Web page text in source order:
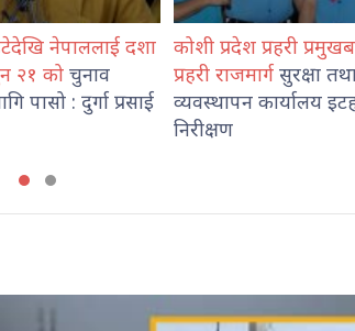
दशा
प्रसाई
कोशी प्रदेश प्रहरी प्रमुखबाट नेपाल
प्रहरी राजमार्ग सुरक्षा तथा ट्राफिक
व्यवस्थापन कार्यालय इटहरीको